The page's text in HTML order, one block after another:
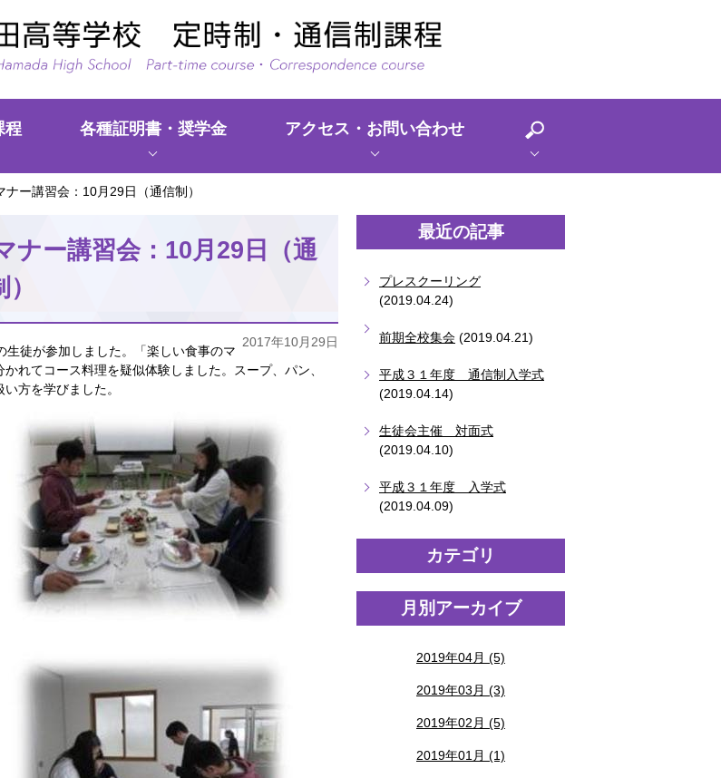
程 各種証明書・奨学金 アクセス・お問い合わせ
報
せ
ー講習会：10月29日（通信制）
ー講習会：10月29日（通
2017年10月29日
徒が参加しました。「楽しい食事のマ
れてコース料理を疑似体験しました。スープ、パン、
方を学びました。
最近の記事
プレスクーリング
(2019.04.24)
前期全校集会 (2019.04.21)
平成３１年度 通信制入学式
(2019.04.14)
生徒会主催 対面式
(2019.04.10)
平成３１年度 入学式
(2019.04.09)
カテゴリ
月別アーカイブ
2019年04月 (5)
2019年03月 (3)
2019年02月 (5)
2019年01月 (1)